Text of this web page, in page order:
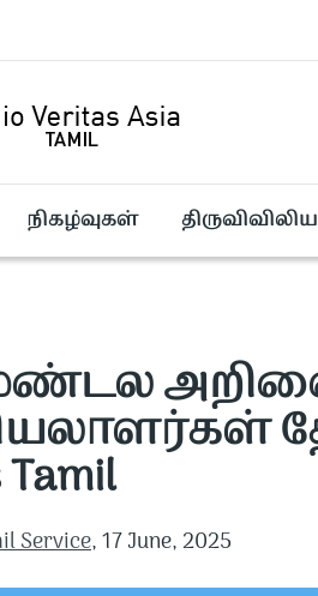
நிகழ்வுகள்
Service,17 June, 2025